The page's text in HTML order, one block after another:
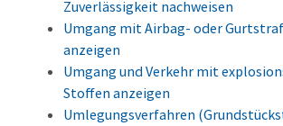
Zuverlässigkeit nachweisen
Umgang mit Airbag- oder
anzeigen
Umgang und Verkehr mit
Stoffen anzeigen
Umlegungsverfahren